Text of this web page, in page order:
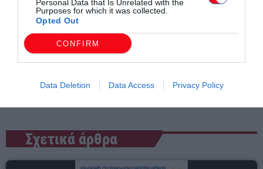
Personal Data that Is Unrelated with the
Purposes for which it was collected.
Opted Out
CONFIRM
Data Deletion Data Access Privacy Policy
Συντάχθηκε από:ERKO
Σχετικά άρθρα